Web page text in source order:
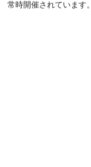
常時開催されています。